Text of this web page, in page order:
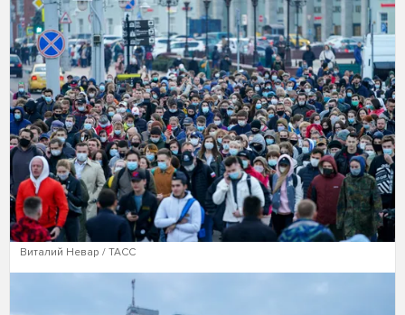
Виталий Невар / ТАСС